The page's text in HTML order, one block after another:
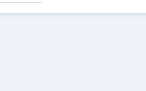
work/106976
work/195277